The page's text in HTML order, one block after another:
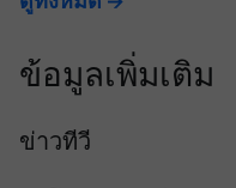
ข้อมูลเพิ่มเติม
ข่าวทีวี